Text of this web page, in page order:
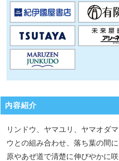
内容紹介
リンドウ、ヤマユリ、ヤマオダ
ウとの組み合わせ、落ち葉の間
原やあぜ道で清楚に伸びやかに